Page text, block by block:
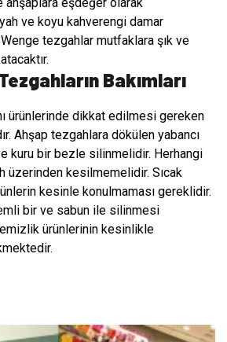
ve koyu kahverengi damar
tezgahlar mutfaklara şık ve
Bakımları
ürünlerinde dikkat edilmesi gereken
Ahşap tezgahlara dökülen yabancı
kuru bir bezle silinmelidir. Herhangi
üzerinden kesilmemelidir. Sıcak
kesinle konulmaması gereklidir.
bir ve sabun ile silinmesi
ürünlerinin kesinlikle